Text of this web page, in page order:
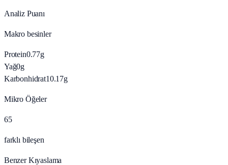
Analiz Puanı
Makro besinler
Protein0.77g
Yağ0g
Karbonhidrat10.17g
Mikro Öğeler
65
farklı bileşen
Benzer Kıyaslama